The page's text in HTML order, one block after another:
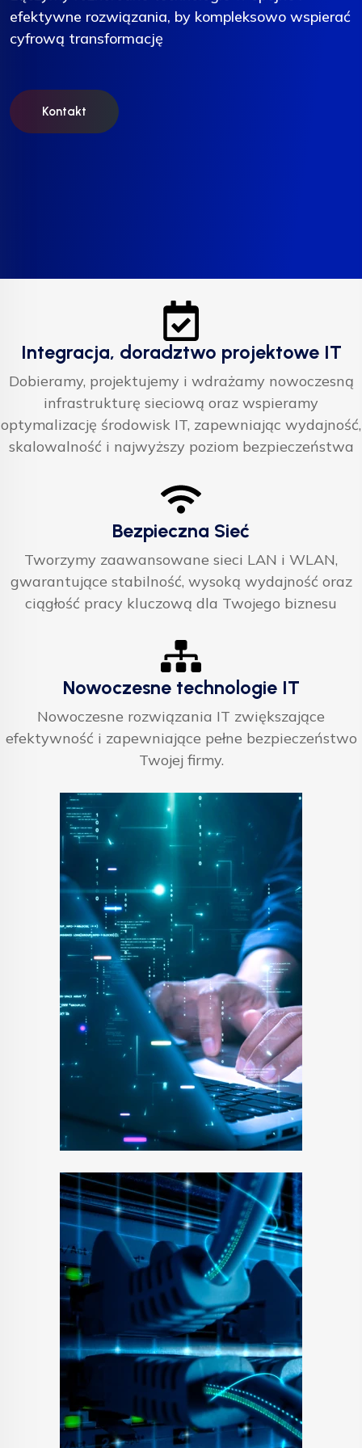
efektywne rozwiązania, by kompleksowo wspierać
cyfrową transformację
Kontakt
efektywne rozwiązania, by kompleksowo wspierać
cyfrową transformację
Kontakt
efektywne rozwiązania, by kompleksowo wspierać
cyfrową transformację
Kontakt
Integracja, doradztwo projektowe IT
Dobieramy, projektujemy i wdrażamy nowoczesną
infrastrukturę sieciową oraz wspieramy
optymalizację środowisk IT, zapewniając wydajność,
skalowalność i najwyższy poziom bezpieczeństwa
Bezpieczna Sieć
Tworzymy zaawansowane sieci LAN i WLAN,
gwarantujące stabilność, wysoką wydajność oraz
ciągłość pracy kluczową dla Twojego biznesu
Nowoczesne technologie IT
Nowoczesne rozwiązania IT zwiększające
efektywność i zapewniające pełne bezpieczeństwo
Twojej firmy.